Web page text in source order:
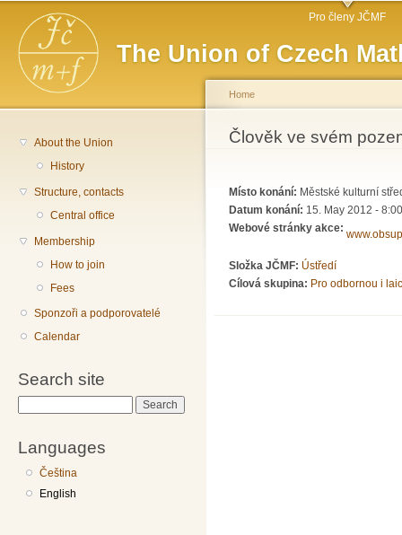
The Union of Czech
Main menu Pro členy JČMF
About the Union
History
Structure, contacts
Central office
Membership
How to join
Fees
Sponzoři a podporovatelé
Calendar
Search site
Languages
Čeština
English
You are here
Home
Člověk ve svém
Místo konání: Městské kulturní
Datum konání: 15. May 2012 - 8:00
Webové stránky akce:
Složka JČMF: Ústředí
Cílová skupina: Pro odbornou i